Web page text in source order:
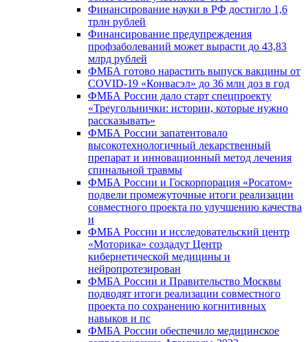
Финансирование науки в РФ достигло 1,6
трлн рублей
Финансирование предупреждения
профзаболеваний может вырасти до 43,83
млрд рублей
ФМБА готово нарастить выпуск вакцины от
COVID-19 «Конвасэл» до 36 млн доз в год
ФМБА России дало старт спецпроекту
«Треугольнички: истории, которые нужно
рассказывать»
ФМБА России запатентовало
высокотехнологичный лекарственный
препарат и инновационный метод лечения
спинальной травмы
ФМБА России и Госкорпорация «Росатом»
подвели промежуточные итоги реализации
совместного проекта по улучшению качества
и
ФМБА России и исследовательский центр
«Моторика» создадут Центр
кибернетической медицины и
нейропротезирован
ФМБА России и Правительство Москвы
подводят итоги реализации совместного
проекта по сохранению когнитивных
навыков и пс
ФМБА России обеспечило медицинское